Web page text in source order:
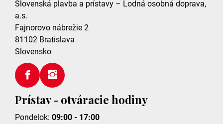
Slovenská plavba a prístavy – Lodná osobná doprava,
a.s.
Fajnorovo nábrežie 2
81102 Bratislava
Slovensko
Prístav - otváracie hodiny
Pondelok: 09:00 - 17:00